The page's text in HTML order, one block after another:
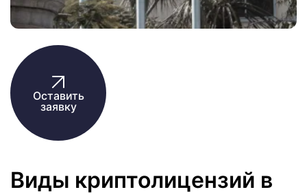
Оставить
заявку
Виды криптолицензий в